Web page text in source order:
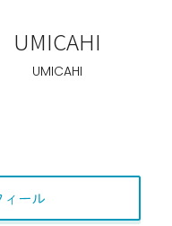
UMICAHI
UMICAHI